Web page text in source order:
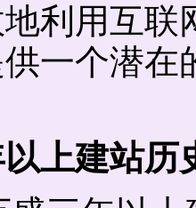
利用互联
一个潜在
上建站历